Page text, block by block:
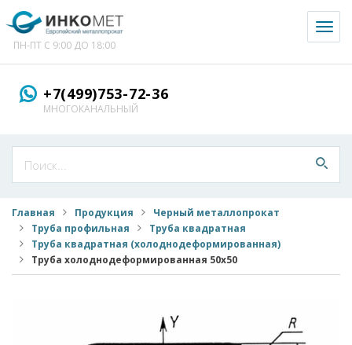
ПН-ПТ С 9:00 ДО 18:00
+7(499)753-72-36
МНОГОКАНАЛЬНЫЙ
Главная Продукция
Черный металлопрокат
Труба профильная
Труба квадратная
Труба квадратная (холоднодеформированная)
Труба холоднодеформированная 50x50